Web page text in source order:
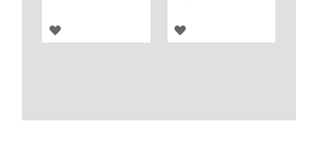
AGREGAR
AGREGAR